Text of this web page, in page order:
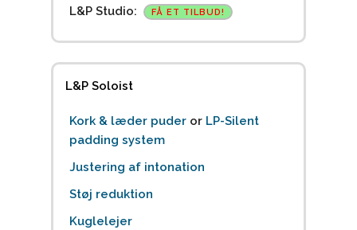
L&P Studio:
FÅ ET TILBUD!
L&P Soloist
Kork & læder puderor LP-Silent
padding system
Justering af intonation
Støj reduktion
Kuglelejer